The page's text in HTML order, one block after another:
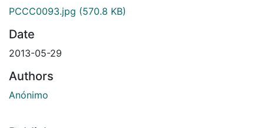
PCCC0093.jpg (570.8 KB)
Date
2013-05-29
Authors
Anónimo